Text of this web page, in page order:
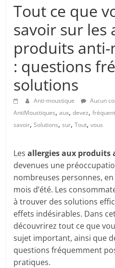
Tout ce que
savoir sur les
produits
: questions
solutions
Anti-moustique Aucun
AntiMoustiques,aux,devez,
savoir,Solutions,sur,Tout,vous
Lesallergies aux produits
devenues une
nombreuses personnes,
mois d’été. Les
à trouver des solutions
effets indésirables. Dans
découvrirez tout ce que
sujet important, ainsi que
questions fréquemment
pratiques.